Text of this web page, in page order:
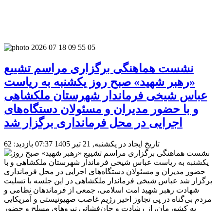
نشست هماهنگی برگزاری مراسم تشییع
«رهبر شهید» صبح روز یکشنبه به ریاست
عباس شیخی فرماندار شهرستان ملکشاهی
و با حضور مدیران و مسئولان دستگاه‌های
اجرایی در محل فرمانداری برگزار شد
تاریخ ایجاد در یکشنبه, 21 تیر 1405 07:37 بازدید: 62